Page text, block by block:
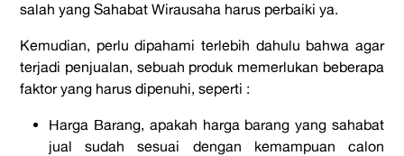
salah yang Sahabat Wirausaha harus perbaiki ya.
Kemudian, perlu dipahami terlebih dahulu bahwa agar
terjadi penjualan, sebuah produk memerlukan beberapa
faktor yang harus dipenuhi, seperti :
Harga Barang, apakah harga barang yang sahabat
jual sudah sesuai dengan kemampuan calon